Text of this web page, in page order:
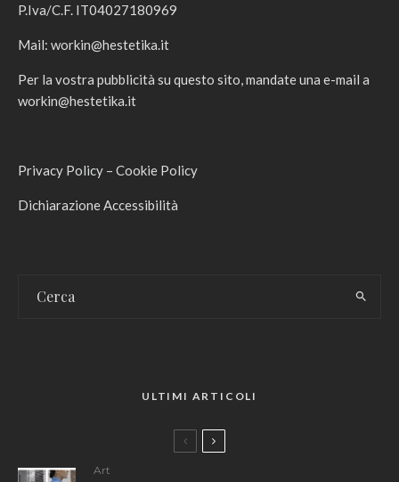
P.Iva/C.F. IT04027180969
Mail: workin@hestetika.it
Per la vostra pubblicità su questo sito, mandate una e-mail a
workin@hestetika.it
Privacy Policy – Cookie Policy
Dichiarazione Accessibilità
ULTIMI ARTICOLI
Art